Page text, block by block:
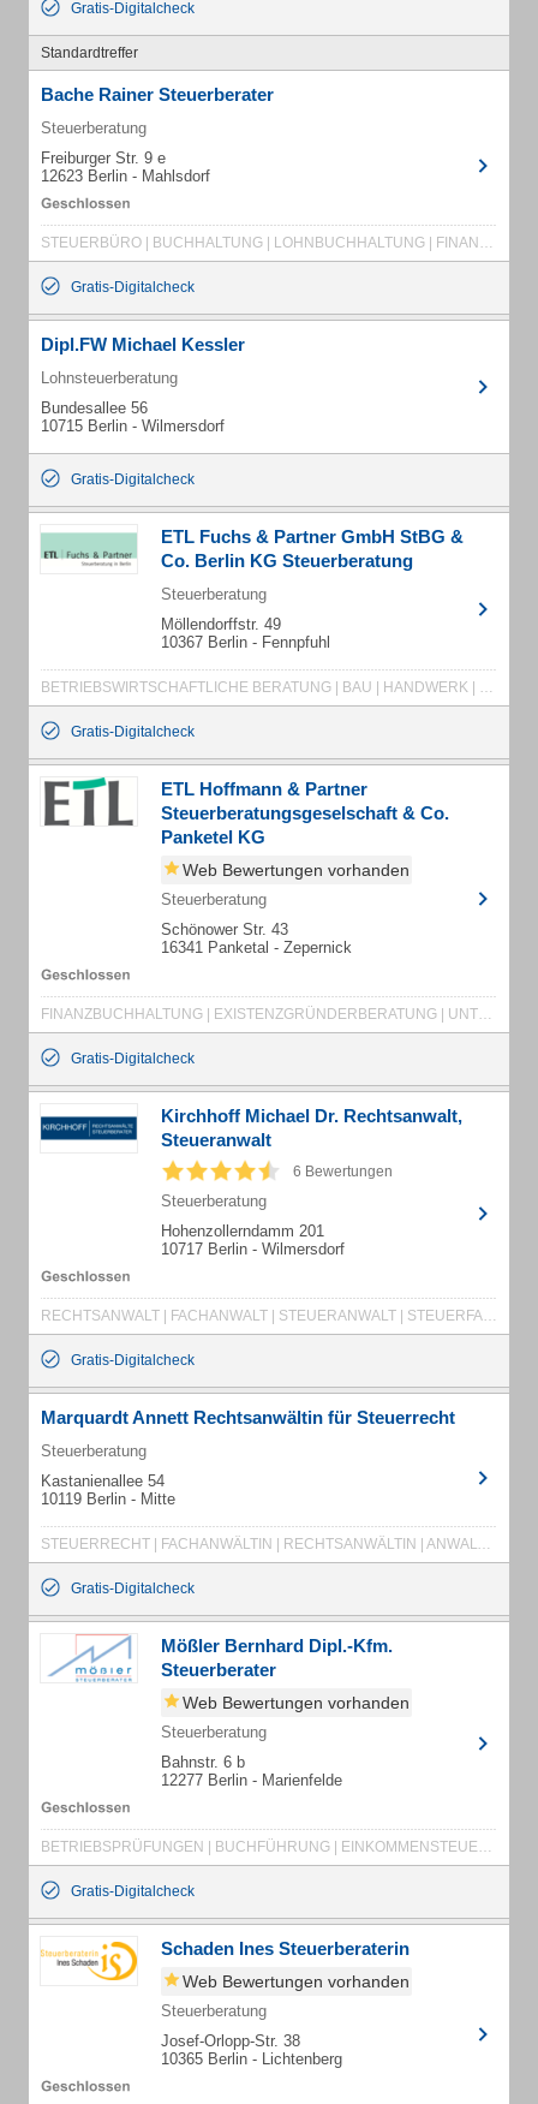
Gratis-Digitalcheck
Standardtreffer
Bache Rainer Steuerberater
Steuerberatung
Freiburger Str. 9 e
12623 Berlin - Mahlsdorf
STEUERBÜRO | BUCHHALTUNG | LOHNBUCHHALTUNG | FINANZBUCHHALTUNG | STEUERERKLÄRUNG | STEUERBERATUNG | STEUER | STEUERBÜROS | BUCHHALTUNGEN | LOHNBUCHHALTUNGEN | FINANZBUCHHALTUNGEN | STEUERERKLÄRUNGEN | STEUERBERATUNGEN | STEUERN
Gratis-Digitalcheck
Dipl.FW Michael Kessler
Lohnsteuerberatung
Bundesallee 56
10715 Berlin - Wilmersdorf
Gratis-Digitalcheck
ETL Fuchs & Partner GmbH StBG &
Co. Berlin KG Steuerberatung
Steuerberatung
Möllendorffstr. 49
10367 Berlin - Fennpfuhl
BETRIEBSWIRTSCHAFTLICHE BERATUNG | BAU | HANDWERK | HOTELLERIE | TRANSPORTUNTERNEHMEN | FREIE BERUFE | GEMEINNÜTZIGE EINRICHTUNGEN
Gratis-Digitalcheck
ETL Hoffmann & Partner
Steuerberatungsgeselschaft & Co.
Panketel KG
Web Bewertungen vorhanden
Steuerberatung
Schönower Str. 43
16341 Panketal - Zepernick
FINANZBUCHHALTUNG | EXISTENZGRÜNDERBERATUNG | UNTERNEHMENSBERATUNG | LOHNBUCHHALTUNG | STEUERBERATUNG
Gratis-Digitalcheck
Kirchhoff Michael Dr. Rechtsanwalt,
Steueranwalt
6 Bewertungen
Steuerberatung
Hohenzollerndamm 201
10717 Berlin - Wilmersdorf
RECHTSANWALT | FACHANWALT | STEUERANWALT | STEUERFACHANWALT | STEUERBERATUNG | STEUERSTRAFVERFAHREN | STRAFVERFAHREN | GESELLSCHAFTSRECHT | HANDELSRECHT | STEUERRECHT | GMBH | AG | UG | UNTERNEHMERGESELLSCHAFT | HOLDING | AKTIENGESELLSCHAFT | OHG | GBR | VEREIN | BETRIEBSWIRTSCHAFTLICHE BERATUNG | GRÜNDUNGSBERATUNG | UMWANDLUNGSBERATUNG | NACHFOLGEBERATUNG | FINANZBUCHHALTUNG | LOHNBUCHHALTUNG | JAHRESABSCHLÜSSE | IMMOBILIENFONDS | EINKOMMENSTEUER | BILANZEN | JAHRESABSCHLUSS | BUNDESANZEIGER | BUCHFÜHRUNG
Gratis-Digitalcheck
Marquardt Annett Rechtsanwältin für Steuerrecht
Steuerberatung
Kastanienallee 54
10119 Berlin - Mitte
STEUERRECHT | FACHANWÄLTIN | RECHTSANWÄLTIN | ANWALT | FACHANWÄLTIN FÜR STEUERRECHT
Gratis-Digitalcheck
Mößler Bernhard Dipl.-Kfm.
Steuerberater
Web Bewertungen vorhanden
Steuerberatung
Bahnstr. 6 b
12277 Berlin - Marienfelde
BETRIEBSPRÜFUNGEN | BUCHFÜHRUNG | EINKOMMENSTEUER | EINZELUNTERNEHMEN | ERBSCHAFTSTEUER | EXISTENZGRÜNDUNG | FINANZBUCHHALTUNG | GEHALTSABRECHNUNG | GEWERBESTEUER | JAHRESABSCHLUSS | JAHRESABSCHLUSS | KÖRPERSCHAFTSTEUER | LOHNABRECHNUNG | STEUERERKLÄRUNG | UMSATZSTEUER | BAULOHNBUCHHALTUNG | BETRIEBLICHE STEUERERKLÄRUNG | BETRIEBSBUCHHALTUNG | BILANZBUCHFÜHRUNG
Gratis-Digitalcheck
Schaden Ines Steuerberaterin
Web Bewertungen vorhanden
Steuerberatung
Josef-Orlopp-Str. 38
10365 Berlin - Lichtenberg